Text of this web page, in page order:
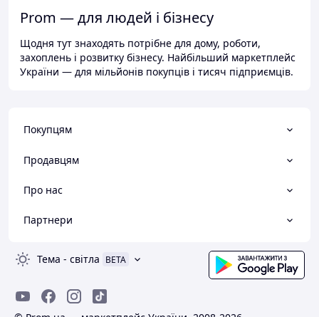
Prom — для людей і бізнесу
Щодня тут знаходять потрібне для дому, роботи,
захоплень і розвитку бізнесу. Найбільший маркетплейс
України — для мільйонів покупців і тисяч підприємців.
Покупцям
Продавцям
Про нас
Партнери
Тема - світла BETA